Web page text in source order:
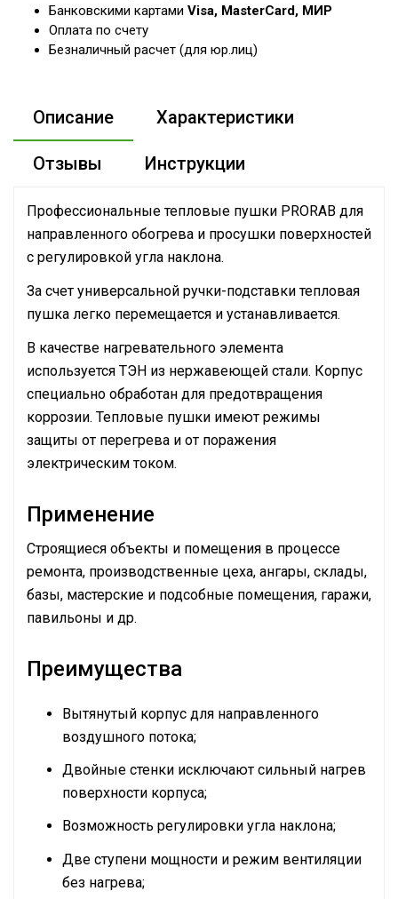
Банковскими картами Visa, MasterCard, МИР
Оплата по счету
Безналичный расчет (для юр.лиц)
Описание Характеристики
Отзывы Инструкции
Профессиональные тепловые пушки PRORAB для
направленного обогрева и просушки поверхностей
с регулировкой угла наклона.
За счет универсальной ручки-подставки тепловая
пушка легко перемещается и устанавливается.
В качестве нагревательного элемента
используется ТЭН из нержавеющей стали. Корпус
специально обработан для предотвращения
коррозии. Тепловые пушки имеют режимы
защиты от перегрева и от поражения
электрическим током.
Применение
Строящиеся объекты и помещения в процессе
ремонта, производственные цеха, ангары, склады,
базы, мастерские и подсобные помещения, гаражи,
павильоны и др.
Преимущества
Вытянутый корпус для направленного
воздушного потока;
Двойные стенки исключают сильный нагрев
поверхности корпуса;
Возможность регулировки угла наклона;
Две ступени мощности и режим вентиляции
без нагрева;